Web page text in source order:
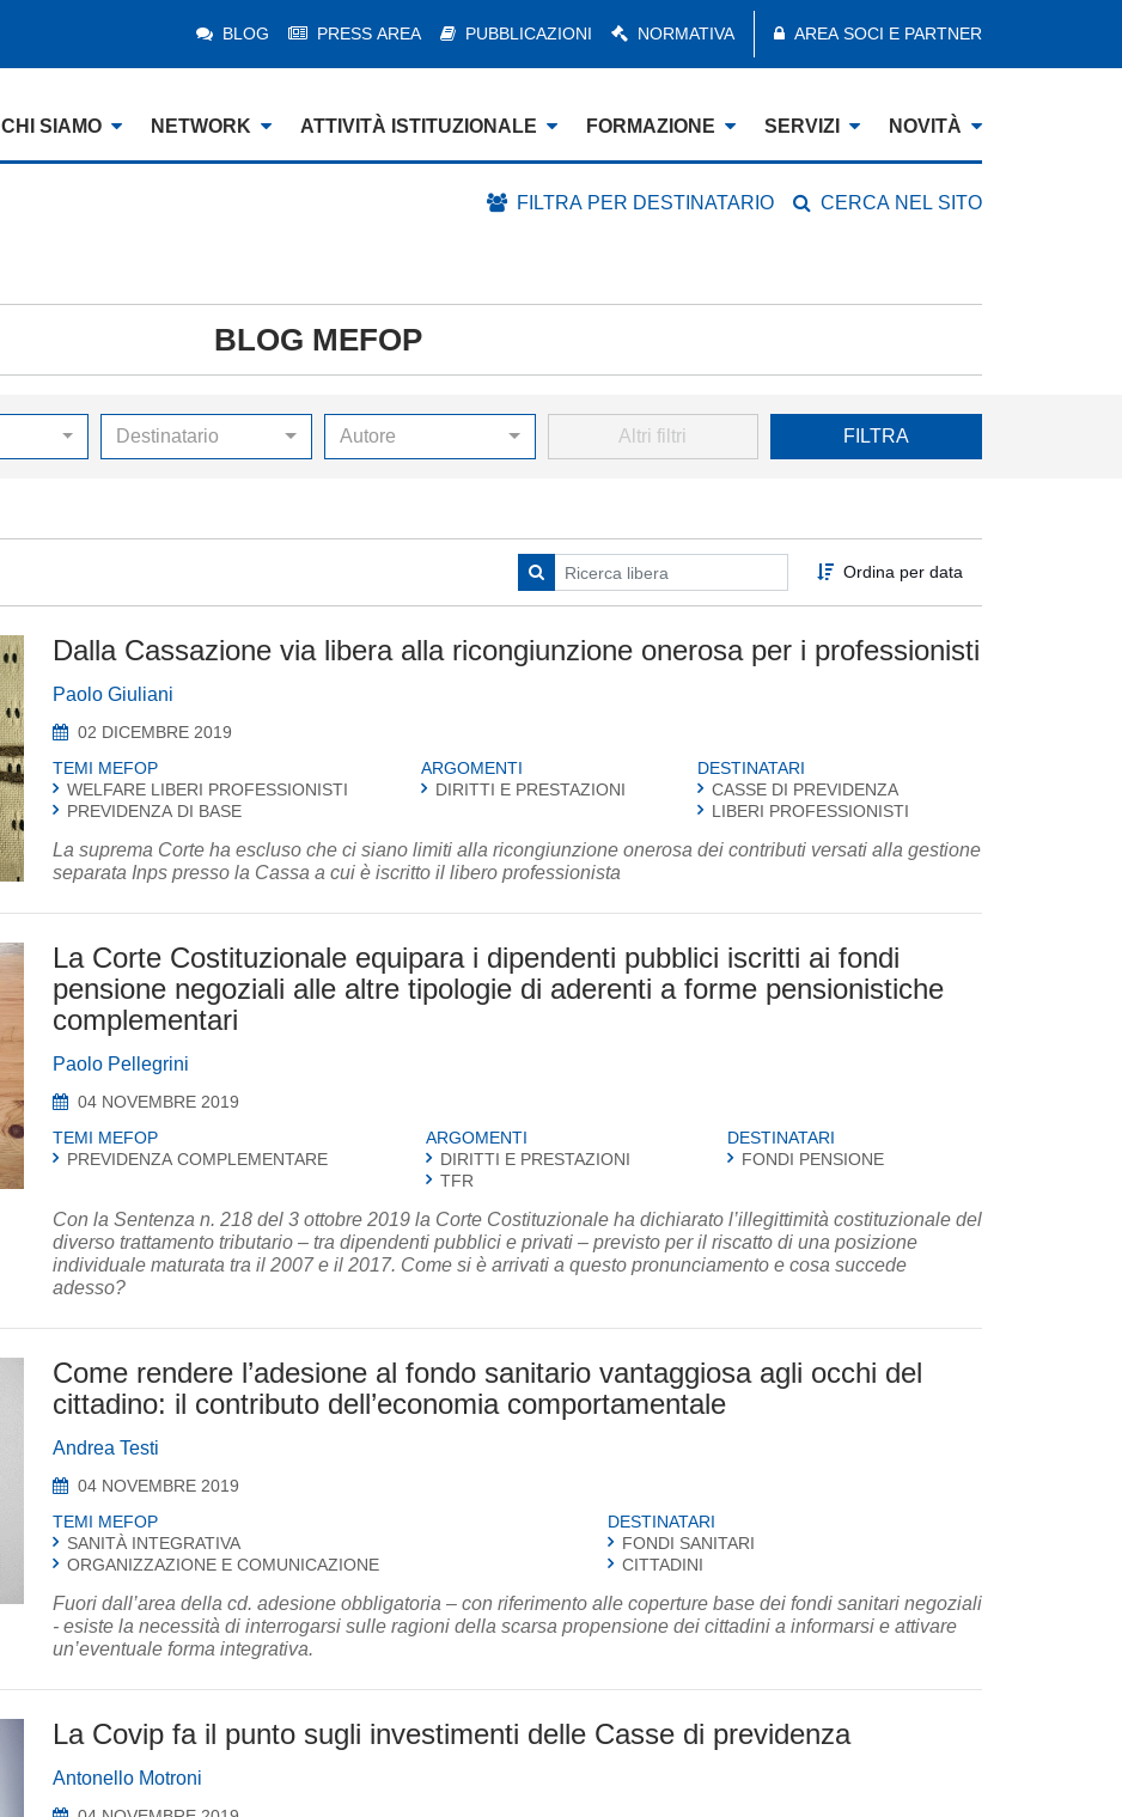
BLOG PRESS AREA PUBBLICAZIONI NORMATIVA AREA SOCI E PARTNER
CHI SIAMO NETWORK ATTIVITÀ ISTITUZIONALE FORMAZIONE SERVIZI NOVITÀ
FILTRA PER DESTINATARIO CERCA NEL SITO
BLOG MEFOP
Destinatario Autore Altri filtri FILTRA
Ordina per data
Dalla Cassazione via libera alla ricongiunzione onerosa per i professionisti
Paolo Giuliani
02 DICEMBRE 2019
TEMI MEFOP
WELFARE LIBERI PROFESSIONISTI
PREVIDENZA DI BASE
ARGOMENTI
DIRITTI E PRESTAZIONI
DESTINATARI
CASSE DI PREVIDENZA
LIBERI PROFESSIONISTI
La suprema Corte ha escluso che ci siano limiti alla ricongiunzione onerosa dei contributi versati alla gestione
separata Inps presso la Cassa a cui è iscritto il libero professionista
La Corte Costituzionale equipara i dipendenti pubblici iscritti ai fondi
pensione negoziali alle altre tipologie di aderenti a forme pensionistiche
complementari
Paolo Pellegrini
04 NOVEMBRE 2019
TEMI MEFOP
PREVIDENZA COMPLEMENTARE
ARGOMENTI
DIRITTI E PRESTAZIONI
TFR
DESTINATARI
FONDI PENSIONE
Con la Sentenza n. 218 del 3 ottobre 2019 la Corte Costituzionale ha dichiarato l’illegittimità costituzionale del
diverso trattamento tributario – tra dipendenti pubblici e privati – previsto per il riscatto di una posizione
individuale maturata tra il 2007 e il 2017. Come si è arrivati a questo pronunciamento e cosa succede
adesso?
Come rendere l’adesione al fondo sanitario vantaggiosa agli occhi del
cittadino: il contributo dell’economia comportamentale
Andrea Testi
04 NOVEMBRE 2019
TEMI MEFOP
SANITÀ INTEGRATIVA
ORGANIZZAZIONE E COMUNICAZIONE
DESTINATARI
FONDI SANITARI
CITTADINI
Fuori dall’area della cd. adesione obbligatoria – con riferimento alle coperture base dei fondi sanitari negoziali
- esiste la necessità di interrogarsi sulle ragioni della scarsa propensione dei cittadini a informarsi e attivare
un’eventuale forma integrativa.
La Covip fa il punto sugli investimenti delle Casse di previdenza
Antonello Motroni